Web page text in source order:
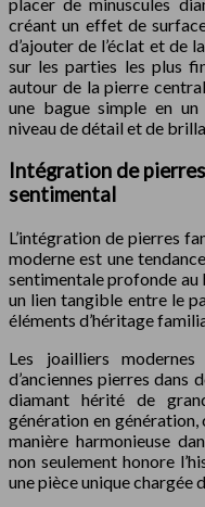
créant un effet de
d’ajouter de l’éclat et de
sur les parties les plus
autour de la pierre
une bague simple en
niveau de détail et de
Intégration de
sentimental
L’intégration de pierres
moderne est une
sentimentale profonde
un lien tangible entre le
éléments d’héritage
Les joailliers
d’anciennes pierres dans
diamant hérité de
génération en
manière harmonieuse
non seulement honore
une pièce unique chargée